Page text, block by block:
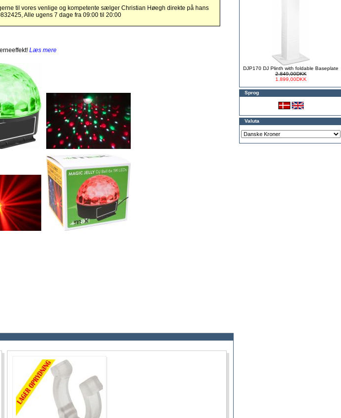
til vores venlige og kompetente sælger Christian Høegh direkte på hans
Alle ugens 7 dage fra 09:00 til 20:00
Læs mere
DJP170 DJ Plinth with foldable Baseplate
2.849,00DKK
1.899,00DKK
Sprog
Valuta